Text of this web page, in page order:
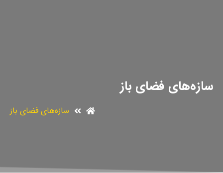
سازه‌های فضای باز
سازه‌های فضای باز